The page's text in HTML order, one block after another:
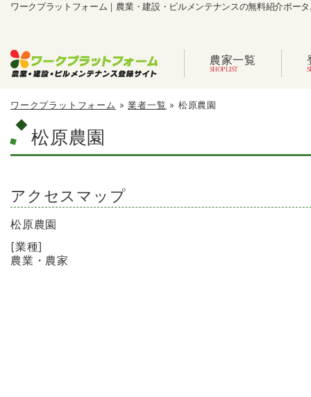
ワークプラットフォーム｜農業・建設・ビルメンテナンスの無料紹介ポー
農家一覧
ワークプラットフォーム »業者一覧 » 松原農園
松原農園
アクセスマップ
松原農園
[業種]
農業・農家